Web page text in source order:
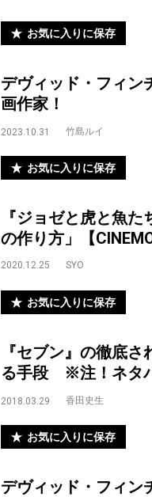
お気に入りに保存
デヴィッド・フィ
画作家！
2023.10.31 竹島ルイ
お気に入りに保存
『ジョゼと虎と魚
の作り方」【
2020.12.25 SYO
お気に入りに保存
『セブン』の徹底
る手段 ※注！ネタ
2018.03.29 香田史生
お気に入りに保存
デヴィッド・フィン